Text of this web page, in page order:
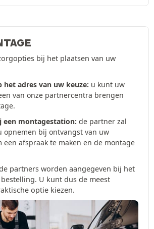
bij het plaatsen van uw
het adres van uw keuze: u kunt uw
van onze partnercentra brengen
een montagestation: de partner zal
opnemen bij ontvangst van uw
een afspraak te maken en de montage
partners worden aangegeven bij het
U kunt dus de meest
optie kiezen.